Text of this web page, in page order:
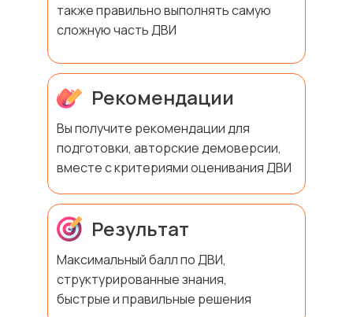
также правильно выполнять самую
сложную часть ДВИ
Рекомендации
Вы получите рекомендации для
подготовки, авторские демоверсии,
вместе с критериями оценивания ДВИ
Результат
Максимальный балл по ДВИ,
структурированные знания,
быстрые и правильные решения